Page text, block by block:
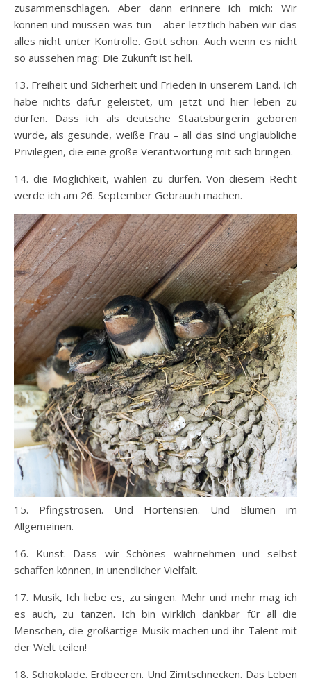
zusammenschlagen. Aber dann erinnere ich mich: Wir
können und müssen was tun – aber letztlich haben wir das
alles nicht unter Kontrolle. Gott schon. Auch wenn es nicht
so aussehen mag: Die Zukunft ist hell.
13. Freiheit und Sicherheit und Frieden in unserem Land. Ich
habe nichts dafür geleistet, um jetzt und hier leben zu
dürfen. Dass ich als deutsche Staatsbürgerin geboren
wurde, als gesunde, weiße Frau – all das sind unglaubliche
Privilegien, die eine große Verantwortung mit sich bringen.
14. die Möglichkeit, wählen zu dürfen. Von diesem Recht
werde ich am 26. September Gebrauch machen.
15. Pfingstrosen. Und Hortensien. Und Blumen im
Allgemeinen.
16. Kunst. Dass wir Schönes wahrnehmen und selbst
schaffen können, in unendlicher Vielfalt.
17. Musik, Ich liebe es, zu singen. Mehr und mehr mag ich
es auch, zu tanzen. Ich bin wirklich dankbar für all die
Menschen, die großartige Musik machen und ihr Talent mit
der Welt teilen!
18. Schokolade. Erdbeeren. Und Zimtschnecken. Das Leben